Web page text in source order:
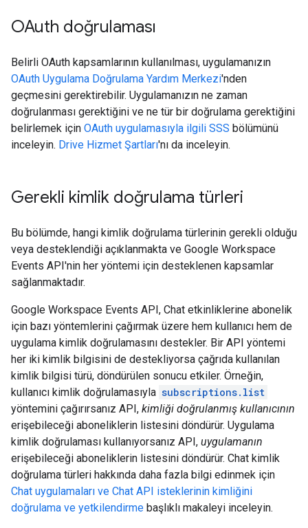
OAuth doğrulaması
Belirli OAuth kapsamlarının kullanılması, uygulamanızın
OAuth Uygulama Doğrulama Yardım Merkezi'nden
geçmesini gerektirebilir. Uygulamanızın ne zaman
doğrulanması gerektiğini ve ne tür bir doğrulama gerektiğini
belirlemek için OAuth uygulamasıyla ilgili SSS bölümünü
inceleyin. Drive Hizmet Şartları'nı da inceleyin.
Gerekli kimlik doğrulama türleri
Bu bölümde, hangi kimlik doğrulama türlerinin gerekli olduğu
veya desteklendiği açıklanmakta ve Google Workspace
Events API'nin her yöntemi için desteklenen kapsamlar
sağlanmaktadır.
Google Workspace Events API, Chat etkinliklerine abonelik
için bazı yöntemlerini çağırmak üzere hem kullanıcı hem de
uygulama kimlik doğrulamasını destekler. Bir API yöntemi
her iki kimlik bilgisini de destekliyorsa çağrıda kullanılan
kimlik bilgisi türü, döndürülen sonucu etkiler. Örneğin,
kullanıcı kimlik doğrulamasıyla subscriptions.list
yöntemini çağırırsanız API, kimliği doğrulanmış kullanıcının
erişebileceği aboneliklerin listesini döndürür. Uygulama
kimlik doğrulaması kullanıyorsanız API, uygulamanın
erişebileceği aboneliklerin listesini döndürür. Chat kimlik
doğrulama türleri hakkında daha fazla bilgi edinmek için
Chat uygulamaları ve Chat API isteklerinin kimliğini
doğrulama ve yetkilendirme başlıklı makaleyi inceleyin.